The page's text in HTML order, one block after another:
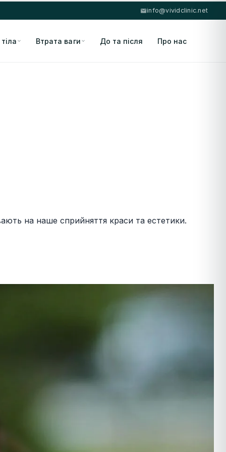
info@vividclinic.net
Втрата ваги До та після Про нас
на наше сприйняття краси та естетики.